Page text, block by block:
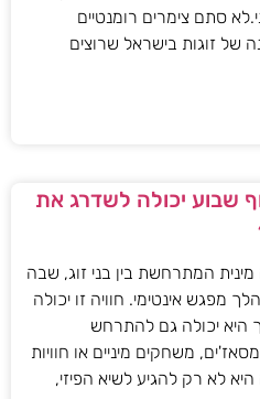
סתם צימרים רומנטיים
של זוגות בישראל שרוצים
שבוע יכולה לשדרג את
מינית המתרחשת בין בני זוג, שבה
מפגש אינטימי. חוויה זו יכולה
היא יכולה גם להתרחש
משחקים מיניים או חוויות
לא רק להגיע לשיא הפיזי,